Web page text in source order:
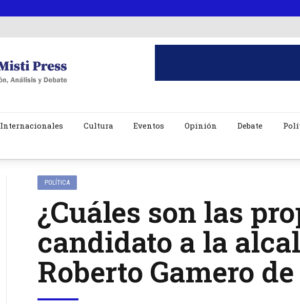
Internacionales Cultura Eventos Opinión Debate
POLÍTICA
¿Cuáles son las
candidato a la
Roberto Gamero